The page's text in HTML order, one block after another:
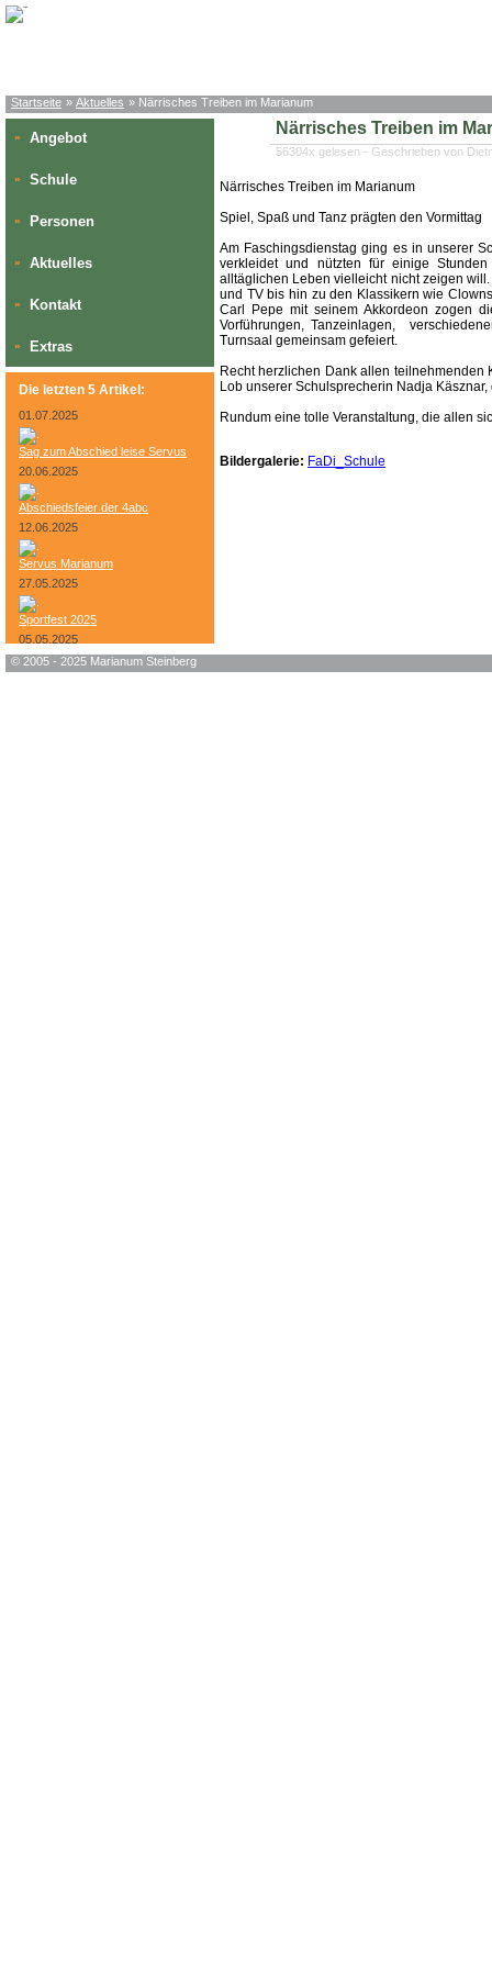
Startseite » Aktuelles » Närrisches Treiben im Marianum
» Angebot
» Schule
» Personen
» Aktuelles
» Kontakt
» Extras
Die letzten 5 Artikel:
01.07.2025
Sag zum Abschied leise Servus
20.06.2025
Abschiedsfeier der 4abc
12.06.2025
Servus Marianum
27.05.2025
Sportfest 2025
05.05.2025
Bundesheer-Tag
Närrisches Treiben im
56304x gelesen - Geschrieben von
Närrisches Treiben im Marianum
Spiel, Spaß und Tanz prägten den Vormittag
Am Faschingsdienstag ging es in unserer
verkleidet und nützten für einige
alltäglichen Leben vielleicht nicht zeigen
und TV bis hin zu den Klassikern wie
Carl Pepe mit seinem Akkordeon zogen
Vorführungen, Tanzeinlagen,
Turnsaal gemeinsam gefeiert.
Recht herzlichen Dank allen
Lob unserer Schulsprecherin Nadja
Rundum eine tolle Veranstaltung, die allen
Bildergalerie: FaDi_Schule
© 2005 - 2025 Marianum Steinberg